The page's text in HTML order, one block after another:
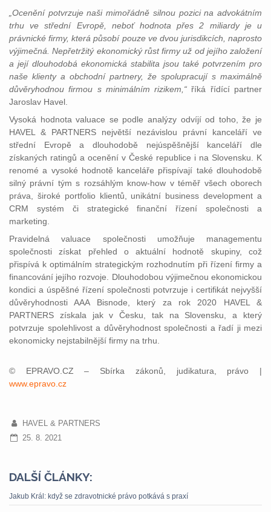
„Ocenění potvrzuje naši mimořádně silnou pozici na advokátním
trhu ve střední Evropě, neboť hodnota přes 2 miliardy je u
právnické firmy, která působí pouze ve dvou jurisdikcích, naprosto
výjimečná. Nepřetržitý ekonomický růst firmy už od jejího založení
a její dlouhodobá ekonomická stabilita jsou také potvrzením pro
naše klienty a obchodní partnery, že spolupracují s maximálně
důvěryhodnou firmou s minimálním rizikem,“ říká řídící partner
Jaroslav Havel.
Vysoká hodnota valuace se podle analýzy odvíjí od toho, že je
HAVEL & PARTNERS největší nezávislou právní kanceláří ve
střední Evropě a dlouhodobě nejúspěšnější kanceláří dle
získaných ratingů a ocenění v České republice i na Slovensku. K
renomé a vysoké hodnotě kanceláře přispívají také dlouhodobě
silný právní tým s rozsáhlým know-how v téměř všech oborech
práva, široké portfolio klientů, unikátní business development a
CRM systém či strategické finanční řízení společnosti a
marketing.
Pravidelná valuace společnosti umožňuje managementu
společnosti získat přehled o aktuální hodnotě skupiny, což
přispívá k optimálním strategickým rozhodnutím při řízení firmy a
financování jejího rozvoje. Dlouhodobou výjimečnou ekonomickou
kondici a úspěšné řízení společnosti potvrzuje i certifikát nejvyšší
důvěryhodnosti AAA Bisnode, který za rok 2020 HAVEL &
PARTNERS získala jak v Česku, tak na Slovensku, a který
potvrzuje spolehlivost a důvěryhodnost společnosti a řadí ji mezi
ekonomicky nejstabilnější firmy na trhu.
© EPRAVO.CZ – Sbírka zákonů, judikatura, právo |
www.epravo.cz
HAVEL & PARTNERS
25. 8. 2021
DALŠÍ ČLÁNKY:
Jakub Král: když se zdravotnické právo potkává s praxí